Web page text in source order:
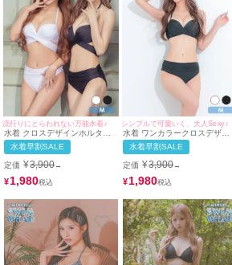
流行りにとらわれない万能水着♪
水着 クロスデザインホルター
ネックビキニ
水着早割SALE
定価 ¥3,900→
¥1,980
シンプルで可愛いく、大人Sexy♪
水着 ワンカラークロスデザイ
ンホルターネックビキニ
水着早割SALE
定価 ¥3,900→
¥1,980